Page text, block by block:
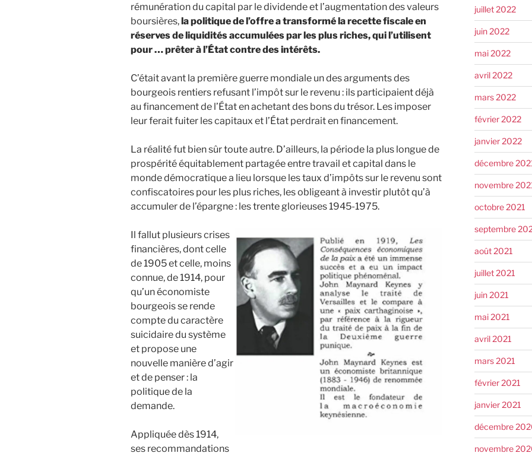
rémunération du capital par le dividende et l’augmentation des valeurs
boursières,la politique de l’offre a transformé la recette fiscale en
réserves de liquidités accumulées par les plus riches, qui l’utilisent
pour … prêter à l’État contre des intérêts.
C’était avant la première guerre mondiale un des arguments des
bourgeois rentiers refusant l’impôt sur le revenu : ils participaient déjà
au financement de l’État en achetant des bons du trésor. Les imposer
leur ferait fuiter les capitaux et l’État perdrait en financement.
La réalité fut bien sûr toute autre. D’ailleurs, la période la plus longue de
prospérité équitablement partagée entre travail et capital dans le
monde démocratique a lieu lorsque les taux d’impôts sur le revenu sont
confiscatoires pour les plus riches, les obligeant à investir plutôt qu’à
accumuler de l’épargne : les trente glorieuses 1945-1975.
Il fallut plusieurs crises
financières, dont celle
de 1905 et celle, moins
connue, de 1914, pour
qu’un économiste
bourgeois se rende
compte du caractère
suicidaire du système
et propose une
nouvelle manière d’agir
et de penser : la
politique de la
demande.
Appliquée dès 1914,
ses recommandations
juillet 2022
juin 2022
mai 2022
avril 2022
mars 2022
février 2022
janvier 2022
décembre
novembre
octobre 2021
septembre
août 2021
juillet 2021
juin 2021
mai 2021
avril 2021
mars 2021
février 2021
janvier 2021
décembre
novembre